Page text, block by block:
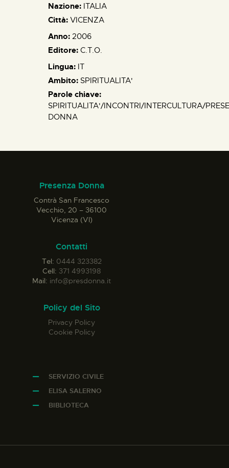
Nazione: ITALIA
Città: VICENZA
Anno: 2006
Editore: C.T.O.
Lingua: IT
Ambito: SPIRITUALITA'
Parole chiave:
SPIRITUALITA'/INCONTRI/INTERCULTURA/
DONNA
Presenza Donna
Contrà San Francesco
Vecchio, 20 – 36100
Vicenza (VI)
Contatti
Tel: 0444 323382
Cell: 371 4993198
Mail: info@presdonna.it
Policy del Sito
Privacy Policy
Cookie Policy
SERVIZIO CIVILE
ELISA SALERNO
BIBLIOTECA